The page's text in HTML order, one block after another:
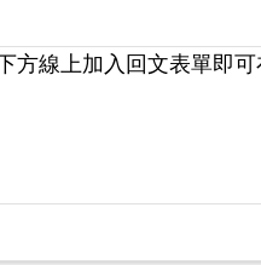
方線上加入回文表單即